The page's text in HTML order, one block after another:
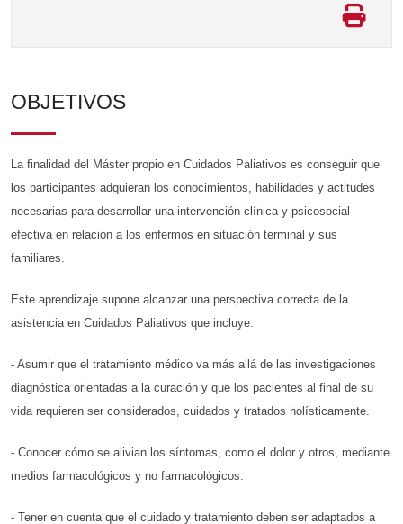
OBJETIVOS
La finalidad del Máster propio en Cuidados Paliativos es conseguir que
los participantes adquieran los conocimientos, habilidades y actitudes
necesarias para desarrollar una intervención clínica y psicosocial
efectiva en relación a los enfermos en situación terminal y sus
familiares.
Este aprendizaje supone alcanzar una perspectiva correcta de la
asistencia en Cuidados Paliativos que incluye:
- Asumir que el tratamiento médico va más allá de las investigaciones
diagnóstica orientadas a la curación y que los pacientes al final de su
vida requieren ser considerados, cuidados y tratados holísticamente.
- Conocer cómo se alivian los síntomas, como el dolor y otros, mediante
medios farmacológicos y no farmacológicos.
- Tener en cuenta que el cuidado y tratamiento deben ser adaptados a